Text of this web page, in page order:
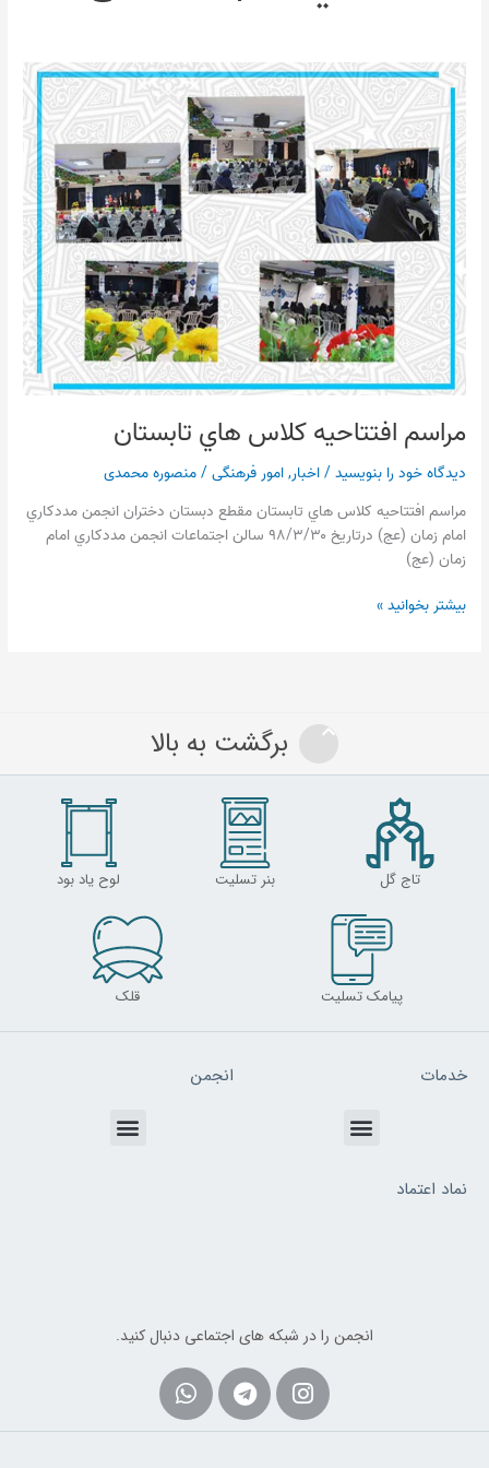
مراسم افتتاحيه كلاس هاي تابستان
دیدگاه‌ خود را بنویسید/اخبار,امور فرهنگی/منصوره محمدی
مراسم افتتاحيه كلاس هاي تابستان مقطع دبستان دختران انجمن مددكاري
امام زمان (عج) درتاريخ ۹۸/۳/۳۰ سالن اجتماعات انجمن مددكاري امام
زمان (عج)
مراسم
افتتاحيه
كلاس
هاي
تابستان
بیشتر بخوانید »
برگشت به بالا
تاج گل بنر تسلیت لوح یاد بود
پیامک تسلیت قلک
خدمات
Menu
انجمن
Menu
نماد اعتماد
انجمن را در شبکه های اجتماعی دنبال کنید.
Instagram
Telegram
Whatsapp